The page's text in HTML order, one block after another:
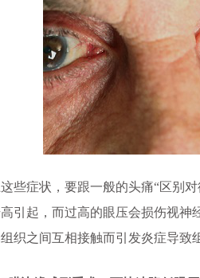
症状，要跟一般的头痛“区别对
引起，而过高的眼压会损伤视
织之间互相接触而引发炎症导致